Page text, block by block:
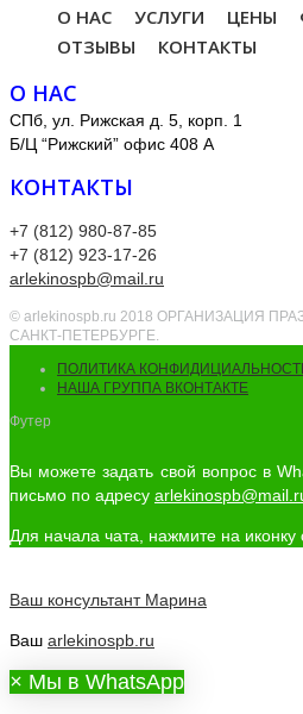
О НАС УСЛУГИ ЦЕНЫ
ОТЗЫВЫ
КОНТАКТЫ
О НАС
СПб, ул. Рижская д. 5, корп. 1
Б/Ц “Рижский” офис 408 А
КОНТАКТЫ
+7 (812) 980-87-85
+7 (812) 923-17-26
arlekinospb@mail.ru
© arlekinospb.ru 2018 ОРГАНИЗАЦИЯ
САНКТ-ПЕТЕРБУРГЕ.
ПОЛИТИКА
НАША ГРУППА ВКОНТАКТЕ
Футер
Вы можете задать свой вопрос в
письмо по адресу
Для начала чата, нажмите на иконку
Ваш консультант Марина
Ваш arlekinospb.ru
× Мы в WhatsApp